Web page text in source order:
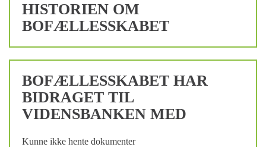
HISTORIEN OM
BOFÆLLESSKABET
BOFÆLLESSKABET HAR
BIDRAGET TIL
VIDENSBANKEN MED
Kunne ikke hente dokumenter